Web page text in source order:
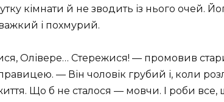
кімнати й не зводить із нього очей.
і похмурий.
Олівере… Стережися! — промовив
— Він чоловік грубий і, коли
Що б не сталося — мовчи. І роби все,